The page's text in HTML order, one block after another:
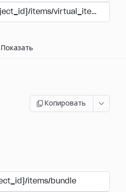
items/virtual_items/
Показать
Копировать
items/bundle